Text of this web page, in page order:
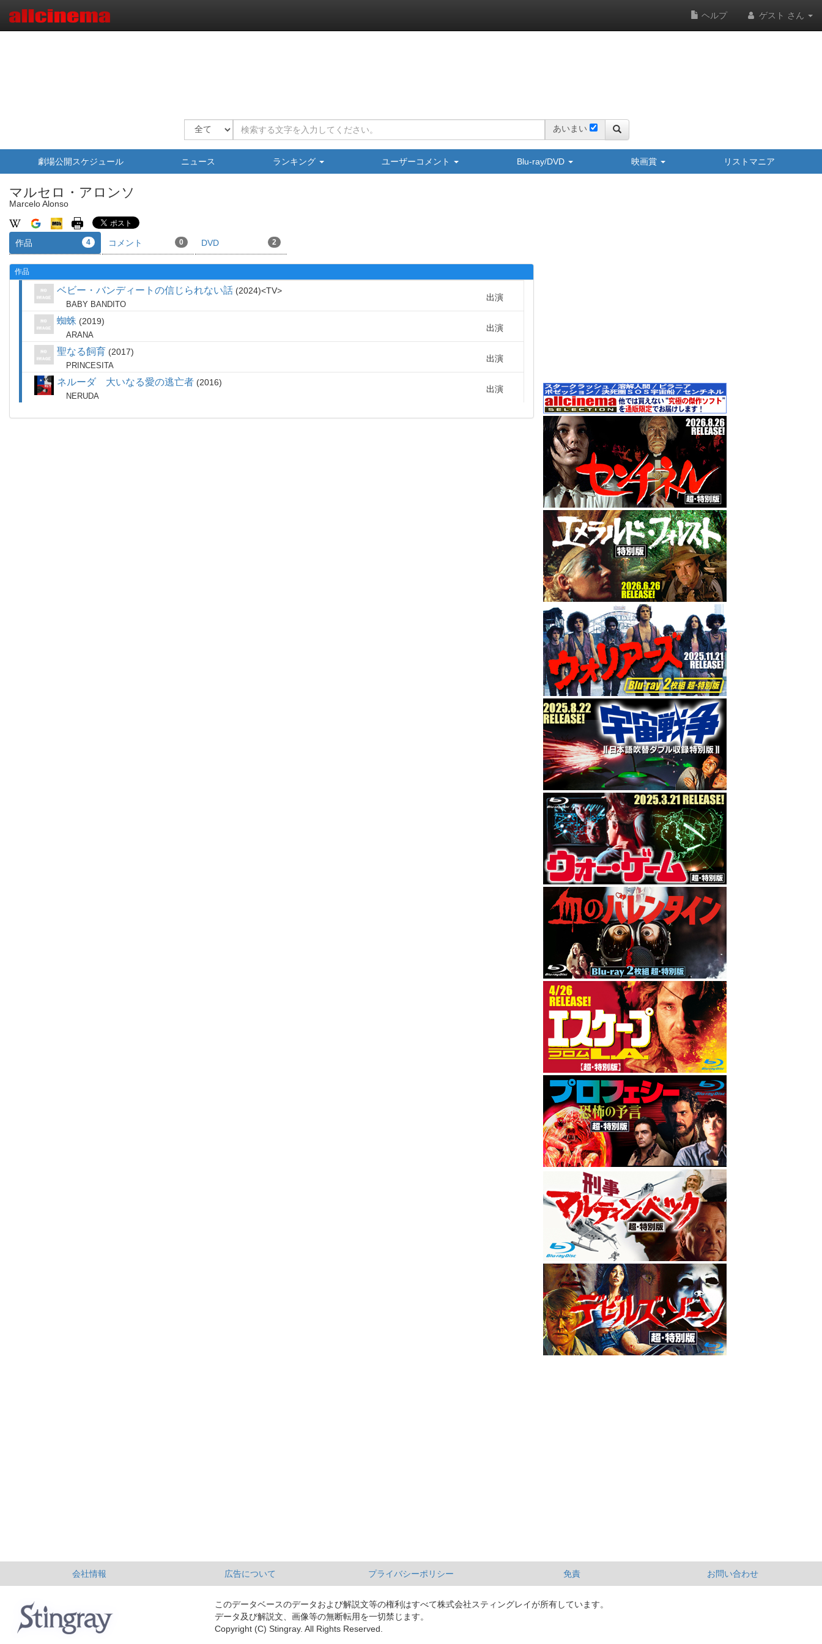
ヘルプ ゲスト さん
あいまい
劇場公開スケジュール ニュース ランキング ユーザーコメント Blu-ray/DVD 映画賞 リストマニア
マルセロ・アロンソ
Marcelo Alonso
作品 4 コメント 0 DVD 2
作品
ベビー・バンディートの信じられない話 2024 TV
BABY BANDITO
出演
蜘蛛 2019
ARANA
出演
聖なる飼育 2017
PRINCESITA
出演
ネルーダ 大いなる愛の逃亡者 2016
NERUDA
出演
会社情報 広告について プライバシーポリシー 免責 お問い合わせ
このデータベースのデータおよび解説文等の権利はすべて株式会社スティングレイが所有しています。
データ及び解説文、画像等の無断転用を一切禁じます。
Copyright (C) Stingray. All Rights Reserved.